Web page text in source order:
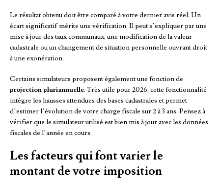
Le résultat obtenu doit être comparé à votre dernier avis réel. Un
écart significatif mérite une vérification. Il peut s’expliquer par une
mise à jour des taux communaux, une modification de la valeur
cadastrale ou un changement de situation personnelle ouvrant droit
à une exonération.
Certains simulateurs proposent également une fonction de
projection pluriannuelle. Très utile pour 2026, cette fonctionnalité
intègre les hausses attendues des bases cadastrales et permet
d’estimer l’évolution de votre charge fiscale sur 2 à 3 ans. Pensez à
vérifier que le simulateur utilisé est bien mis à jour avec les données
fiscales de l’année en cours.
Les facteurs qui font varier le
montant de votre imposition